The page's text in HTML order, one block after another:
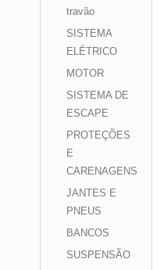
travão
SISTEMA
ELÉTRICO
MOTOR
SISTEMA DE
ESCAPE
PROTEÇÕES
E
CARENAGENS
JANTES E
PNEUS
BANCOS
SUSPENSÃO